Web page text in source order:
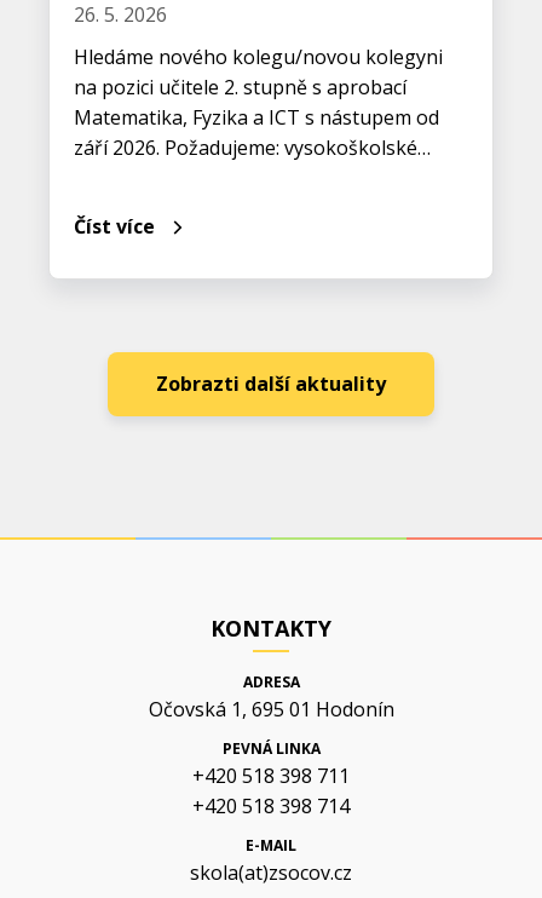
26. 5. 2026
Hledáme nového kolegu/novou kolegyni
na pozici učitele 2. stupně s aprobací
Matematika, Fyzika a ICT s nástupem od
září 2026. Požadujeme: vysokoškolské…
Číst více
Zobrazti další aktuality
KONTAKTY
ADRESA
Očovská 1, 695 01 Hodonín
PEVNÁ LINKA
+420 518 398 711
+420 518 398 714
E-MAIL
skola(at)zsocov.cz